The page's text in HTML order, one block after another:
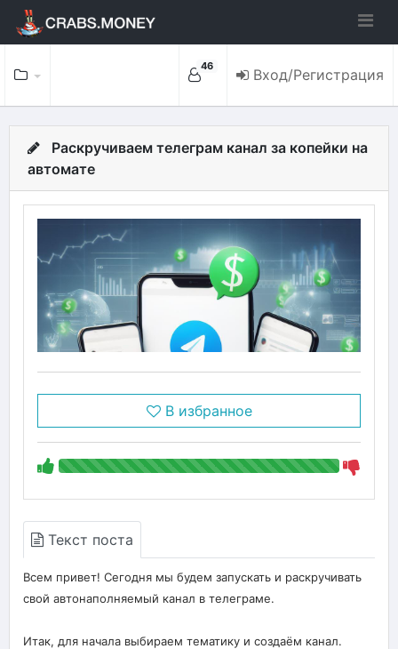
46 Вход/Регистрация
Раскручиваем телеграм канал за копейки на
автомате
В избранное
Текст поста
Всем привет! Сегодня мы будем запускать и раскручивать
свой автонаполняемый канал в телеграме.
Итак, для начала выбираем тематику и создаём канал.